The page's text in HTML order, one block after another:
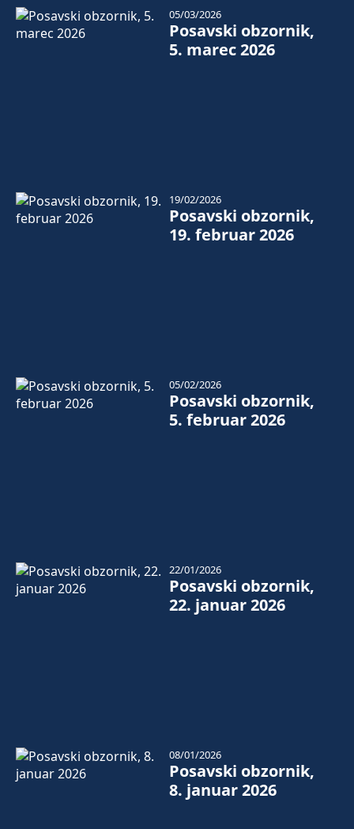
Posavski obzornik,
5. marec 2026
05/03/2026
Posavski obzornik,
19. februar 2026
19/02/2026
Posavski obzornik,
5. februar 2026
05/02/2026
Posavski obzornik,
22. januar 2026
22/01/2026
Posavski obzornik,
8. januar 2026
08/01/2026